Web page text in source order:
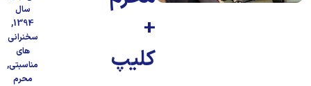
+
کلیپ
سال
1394
,
سخنرانی
های
مناسبتی,
محرم